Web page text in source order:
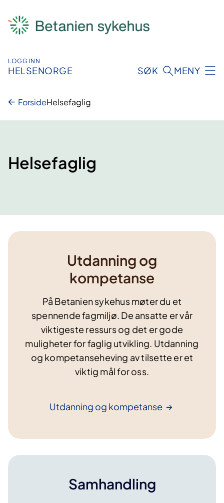
innhold
LOGG INN
HELSENORGE SØK MENY
ForsideHelsefaglig
Helsefaglig
Utdanning og
kompetanse
På Betanien sykehus møter du et
spennende fagmiljø. De ansatte er vår
viktigeste ressurs og det er gode
muligheter for faglig utvikling. Utdanning
og kompetanseheving av tilsette er et
viktig mål for oss.
Utdanning og kompetanse
Samhandling